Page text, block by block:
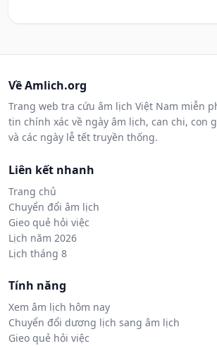
Về Amlich.org
Trang web tra cứu âm lịch Việt Nam miễn
tin chính xác về ngày âm lịch, can chi, con
và các ngày lễ tết truyền thống.
Liên kết nhanh
Trang chủ
Chuyển đổi âm lịch
Gieo quẻ hỏi việc
Lịch năm 2026
Lịch tháng 8
Tính năng
Xem âm lịch hôm nay
Chuyển đổi dương lịch sang âm lịch
Gieo quẻ hỏi việc